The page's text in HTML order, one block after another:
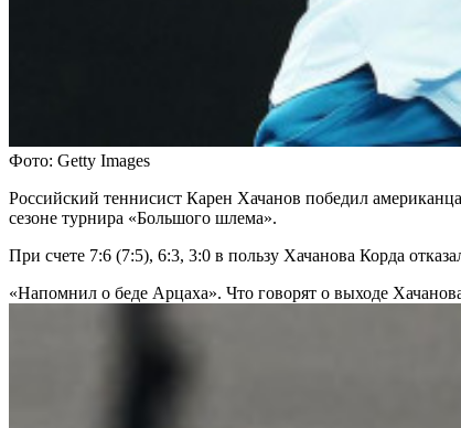
Фото: Getty Images
Российский теннисист Карен Хачанов победил
сезоне турнира «Большого шлема».
При счете 7:6 (7:5), 6:3, 3:0 в пользу Хачанова Корда
«Напомнил о беде Арцаха». Что говорят о выходе